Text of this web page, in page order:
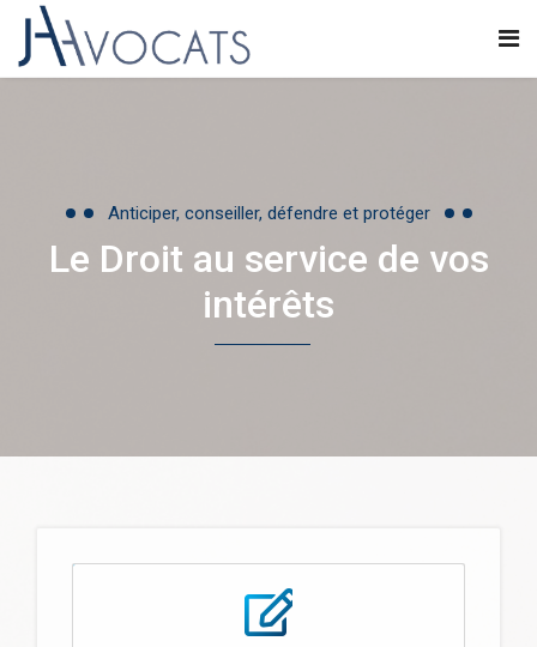
Anticiper, conseiller, défendre et protéger
Le Droit au service de vos
intérêts